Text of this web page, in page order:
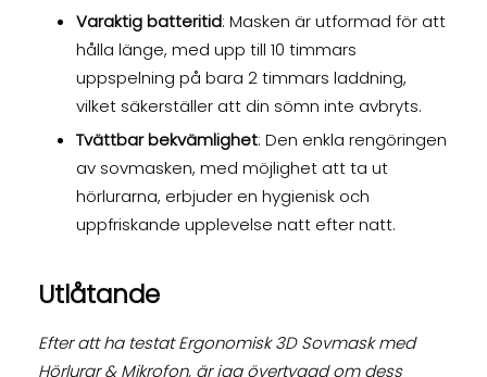
Varaktig batteritid: Masken är utformad för att
hålla länge, med upp till 10 timmars
uppspelning på bara 2 timmars laddning,
vilket säkerställer att din sömn inte avbryts.
Tvättbar bekvämlighet: Den enkla rengöringen
av sovmasken, med möjlighet att ta ut
hörlurarna, erbjuder en hygienisk och
uppfriskande upplevelse natt efter natt.
Utlåtande
Efter att ha testat Ergonomisk 3D Sovmask med
Hörlurar & Mikrofon, är jag övertygad om dess